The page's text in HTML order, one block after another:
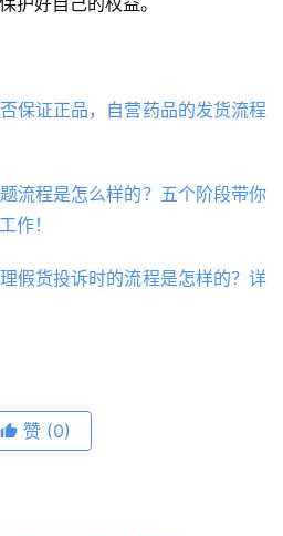
保证正品，自营药品的发货流程
流程是怎么样的？五个阶段带你
作！
假货投诉时的流程是怎样的？详
赞 (0)